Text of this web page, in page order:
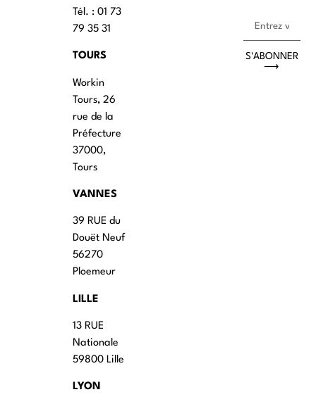
Tél. : 01 73
79 35 31
TOURS
Workin
Tours, 26
rue de la
Préfecture
37000,
Tours
VANNES
39 RUE du
Douët Neuf
56270
Ploemeur
LILLE
13 RUE
Nationale
59800 Lille
LYON
S'ABONNER
⟶